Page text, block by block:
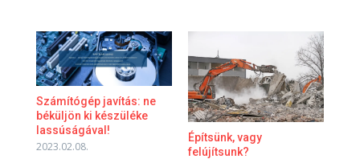
Számítógép javítás: ne
béküljön ki készüléke
lassúságával!
2023.02.08.
Építsünk, vagy
felújítsunk?